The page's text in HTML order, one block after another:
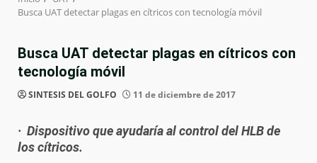
Busca UAT detectar plagas en cítricos con tecnología móvil
Busca UAT detectar plagas en cítricos con
tecnología móvil
SINTESIS DEL GOLFO 11 de diciembre de 2017
· Dispositivo que ayudaría al control del HLB de
los cítricos.